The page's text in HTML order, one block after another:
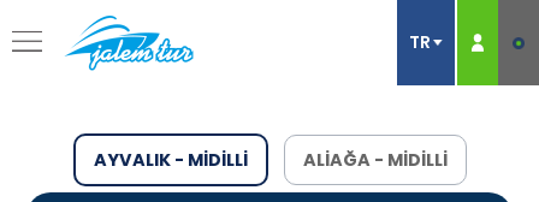
AYVALIK - MİDİLLİ ALİAĞA - MİDİLLİ